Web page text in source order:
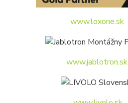
www.loxone.sk
www.jablotron.sk